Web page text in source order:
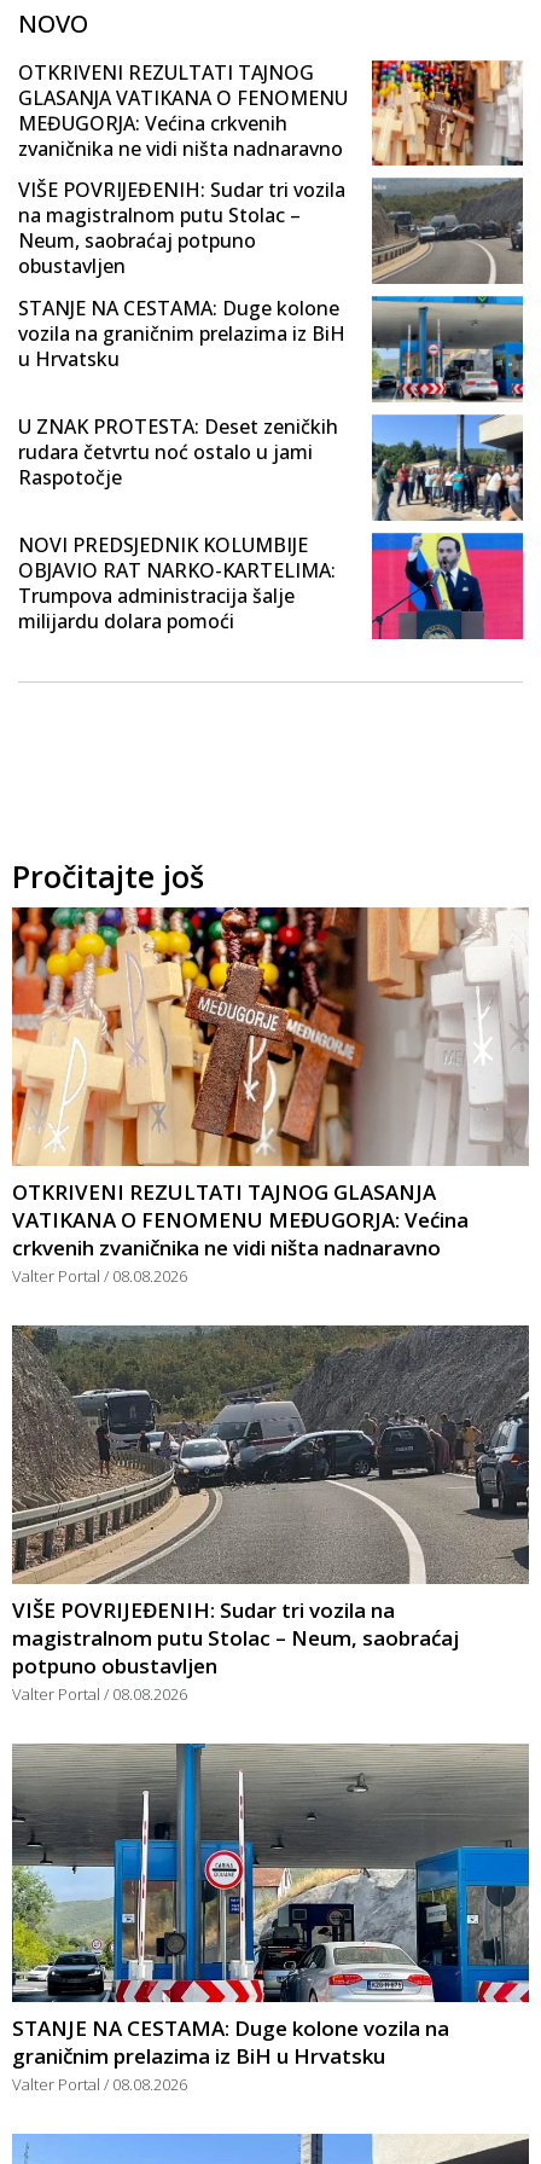
NOVO
OTKRIVENI REZULTATI TAJNOG
GLASANJA VATIKANA O FENOMENU
MEĐUGORJA: Većina crkvenih
zvaničnika ne vidi ništa nadnaravno
VIŠE POVRIJEĐENIH: Sudar tri vozila
na magistralnom putu Stolac –
Neum, saobraćaj potpuno
obustavljen
STANJE NA CESTAMA: Duge kolone
vozila na graničnim prelazima iz BiH
u Hrvatsku
U ZNAK PROTESTA: Deset zeničkih
rudara četvrtu noć ostalo u jami
Raspotočje
NOVI PREDSJEDNIK KOLUMBIJE
OBJAVIO RAT NARKO-KARTELIMA:
Trumpova administracija šalje
milijardu dolara pomoći
Pročitajte još
OTKRIVENI REZULTATI TAJNOG GLASANJA
VATIKANA O FENOMENU MEĐUGORJA: Većina
crkvenih zvaničnika ne vidi ništa nadnaravno
Valter Portal 08.08.2026
VIŠE POVRIJEĐENIH: Sudar tri vozila na
magistralnom putu Stolac – Neum, saobraćaj
potpuno obustavljen
Valter Portal 08.08.2026
STANJE NA CESTAMA: Duge kolone vozila na
graničnim prelazima iz BiH u Hrvatsku
Valter Portal 08.08.2026